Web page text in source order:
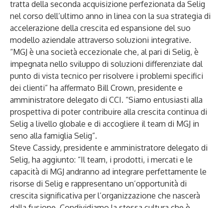
tratta della seconda acquisizione perfezionata da Selig
nel corso dell’ultimo anno in linea con la sua strategia di
accelerazione della crescita ed espansione del suo
modello aziendale attraverso soluzioni integrative.
“MGJ è una società eccezionale che, al pari di Selig, è
impegnata nello sviluppo di soluzioni differenziate dal
punto di vista tecnico per risolvere i problemi specifici
dei clienti” ha affermato Bill Crown, presidente e
amministratore delegato di CCI. “Siamo entusiasti alla
prospettiva di poter contribuire alla crescita continua di
Selig a livello globale e di accogliere il team di MGJ in
seno alla famiglia Selig”.
Steve Cassidy, presidente e amministratore delegato di
Selig, ha aggiunto: “Il team, i prodotti, i mercati e le
capacità di MGJ andranno ad integrare perfettamente le
risorse di Selig e rappresentano un’opportunità di
crescita significativa per l’organizzazione che nascerà